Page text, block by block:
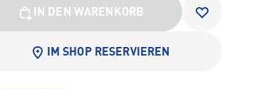
IN DEN WARENKORB
IM SHOP RESERVIEREN